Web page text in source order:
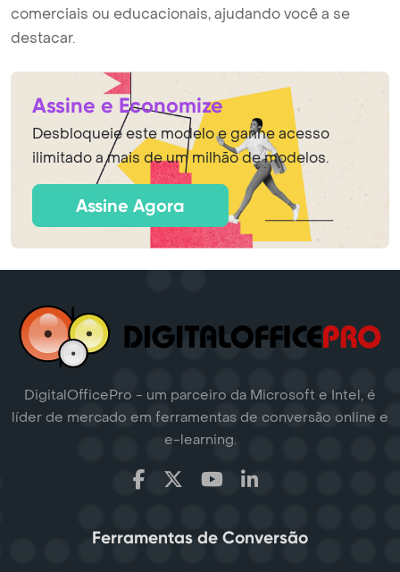
comerciais ou educacionais, ajudando você a se
destacar.
Assine e Economize
Desbloqueie este modelo e ganhe acesso
ilimitado a mais de um milhão de modelos.
Assine Agora
DigitalOfficePro - um parceiro da Microsoft e Intel, é
líder de mercado em ferramentas de conversão online e
e-learning.
Ferramentas de Conversão